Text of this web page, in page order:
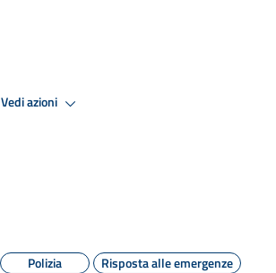
Vedi azioni
Polizia Risposta alle emergenze